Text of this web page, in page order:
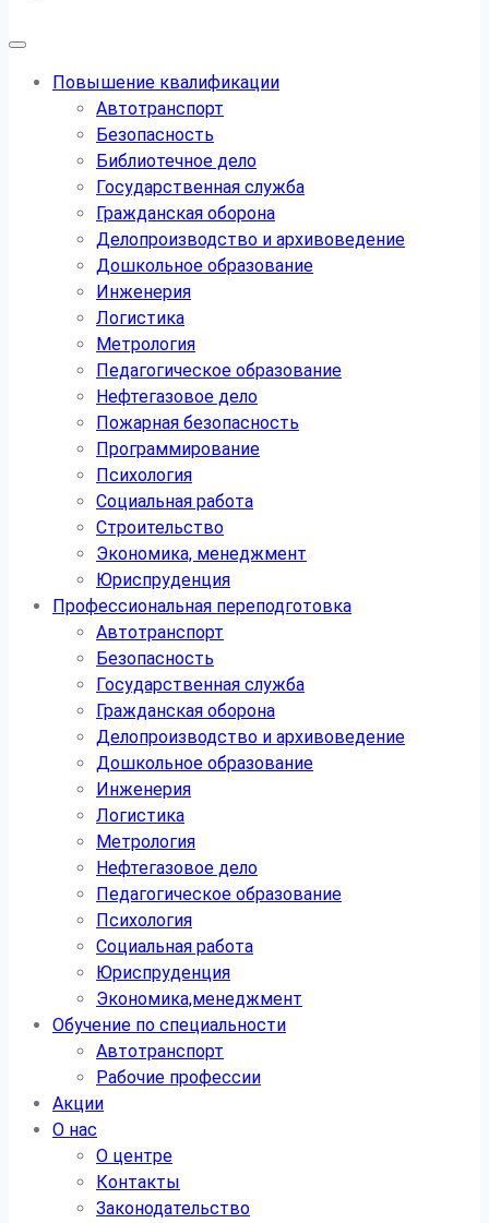
Повышение квалификации
Автотранспорт
Безопасность
Библиотечное дело
Государственная служба
Гражданская оборона
Делопроизводство и архивоведение
Дошкольное образование
Инженерия
Логистика
Метрология
Педагогическое образование
Нефтегазовое дело
Пожарная безопасность
Программирование
Психология
Социальная работа
Строительство
Экономика, менеджмент
Юриспруденция
Профессиональная переподготовка
Автотранспорт
Безопасность
Государственная служба
Гражданская оборона
Делопроизводство и архивоведение
Дошкольное образование
Инженерия
Логистика
Метрология
Нефтегазовое дело
Педагогическое образование
Психология
Социальная работа
Юриспруденция
Экономика,менеджмент
Обучение по специальности
Автотранспорт
Рабочие профессии
Акции
О нас
О центре
Контакты
Законодательство